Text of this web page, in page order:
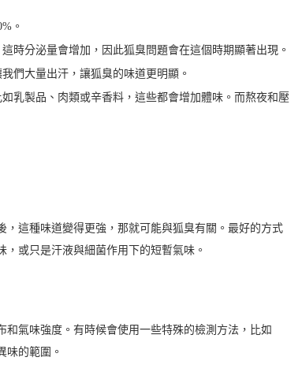
。
時分泌量會增加，因此狐臭問題會在這個時期顯著出現。
們大量出汗，讓狐臭的味道更明顯。
乳製品、肉類或辛香料，這些都會增加體味。而熬夜和壓
這種味道變得更強，那就可能與狐臭有關。最好的方式
或只是汗液與細菌作用下的短暫氣味。
氣味強度。有時候會使用一些特殊的檢測方法，比如
味的範圍。